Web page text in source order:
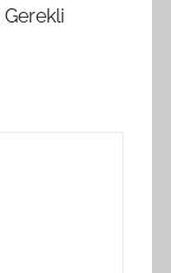
Gerekli